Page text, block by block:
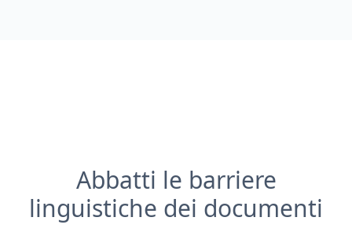
Abbatti le barriere
linguistiche dei documenti